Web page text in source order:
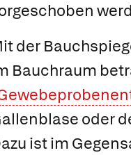
der
Bauchraum
oder
ist im